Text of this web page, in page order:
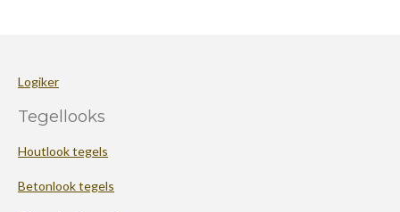
Logiker
Tegellooks
Houtlook tegels
Betonlook tegels